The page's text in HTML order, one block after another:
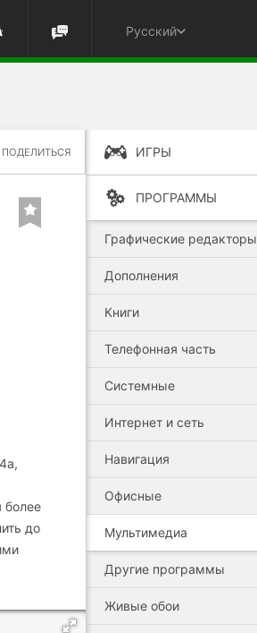
Русский
ПОДЕЛИТЬСЯ
более
до
ИГРЫ
ПРОГРАММЫ
Графические редакторы
Дополнения
Книги
Телефонная часть
Системные
Интернет и сеть
Навигация
Офисные
Мультимедиа
Другие программы
Живые обои